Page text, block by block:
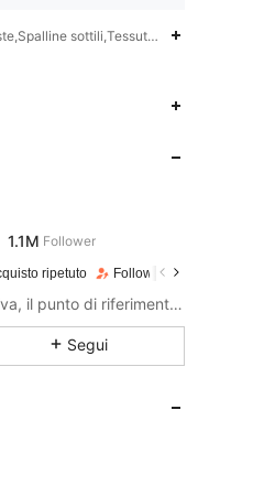
sottili,Tessuto in maglia
ripetuto Follower in crescita del
Distruggi la tua quotidianità con Slaydiva, il punto di riferimento della moda!
Segui